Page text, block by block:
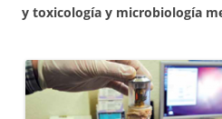
y toxicología y microbiología